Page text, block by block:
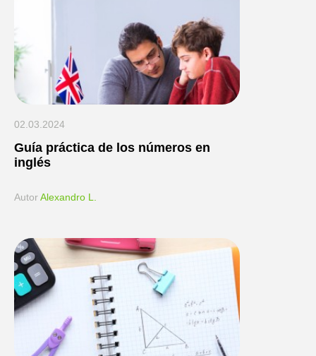
02.03.2024
Guía práctica de los números en
inglés
АutorAlexandro L.